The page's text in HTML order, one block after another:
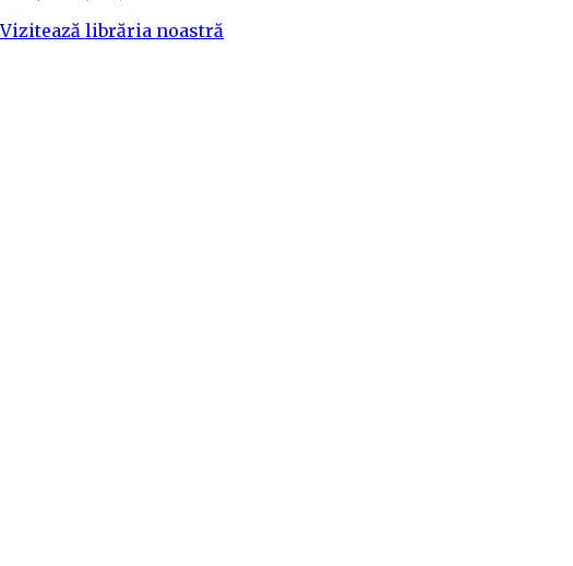
Vizitează librăria noastră